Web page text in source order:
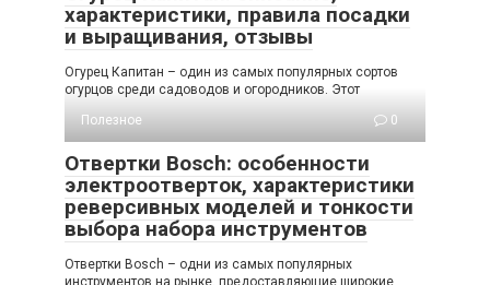
характеристики, правила посадки
и выращивания, отзывы
Огурец Капитан – один из самых популярных сортов
огурцов среди садоводов и огородников. Этот
Полезное
0
Отвертки Bosch: особенности
электроотверток, характеристики
реверсивных моделей и тонкости
выбора набора инструментов
Отвертки Bosch – одни из самых популярных
инструментов на рынке, предоставляющие широкие